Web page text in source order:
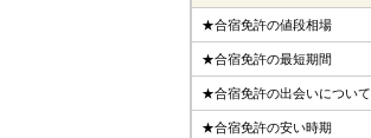
★合宿免許の値段相場
★合宿免許の最短期間
★合宿免許の出会いについて
★合宿免許の安い時期